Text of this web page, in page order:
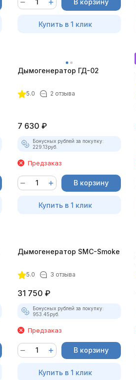
Купить в 1 клик
Дымогенератор ГД-02
5.0 2 отзыва
7 630 ₽
Бонусных рублей за покупку:
229.13руб.
Предзаказ
В корзину
Купить в 1 клик
Дымогенератор SMC-Smoke
5.0 3 отзыва
31 750 ₽
Бонусных рублей за покупку:
953.45руб.
Предзаказ
В корзину
Купить в 1 клик